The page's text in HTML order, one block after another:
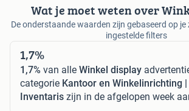
Wat je moet weten over
De onderstaande waarden zijn gebaseerd op
ingestelde filters
1,7%
1,7% van alle Winkel display
categorie Kantoor en Winkelinrichting |
Inventaris zijn in de afgelopen week